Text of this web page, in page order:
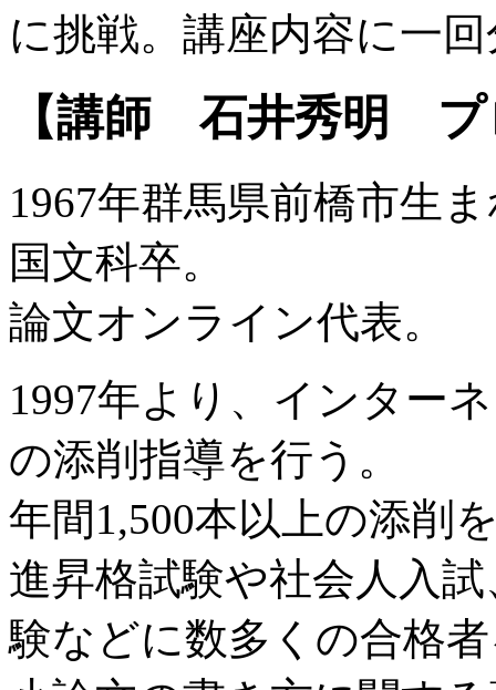
に挑戦。講座内容に一
【講師 石井秀明 プ
1967年群馬県前橋市生
国文科卒。
論文オンライン代表。
1997年より、インター
の添削指導を行う。
年間1,500本以上の添削
進昇格試験や社会人入
験などに数多くの合格